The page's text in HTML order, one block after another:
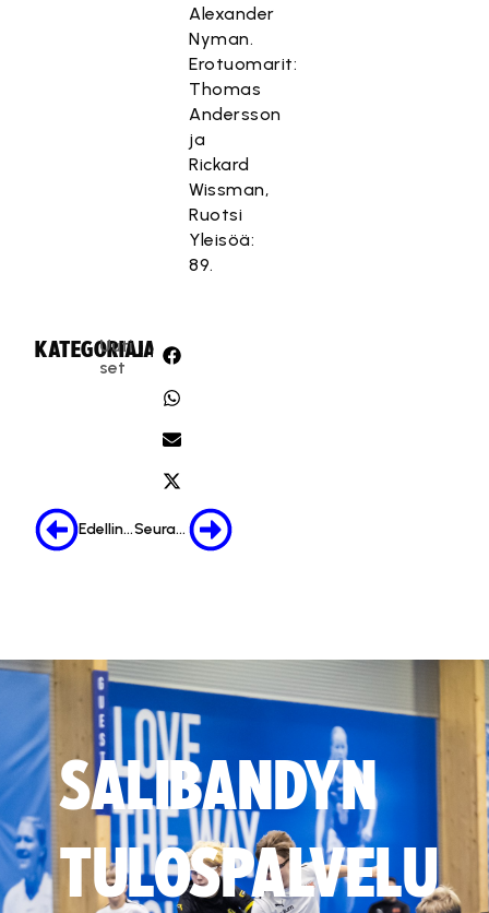
Alexander
Nyman.
Erotuomarit:
Thomas
Andersson
ja
Rickard
Wissman,
Ruotsi
Yleisöä:
89.
KATEGORIA:
Uuti
set
JAA:
Edellinen Seuraava
SALIBANDYN
TULOSPALVELU